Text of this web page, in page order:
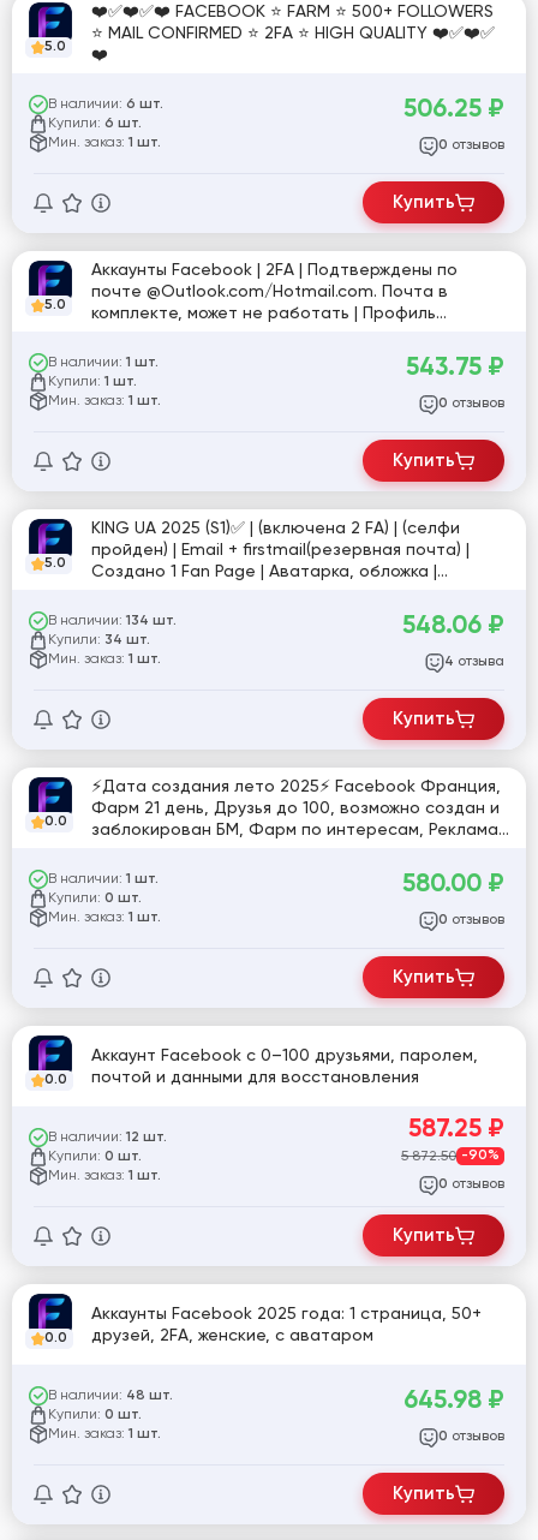
5.0
❤️✅❤️✅❤️ FACEBOOK ⭐ FARM ⭐ 500+ FOLLOWERS
⭐ MAIL CONFIRMED ⭐ 2FA ⭐ HIGH QUALITY ❤️✅❤️✅
❤️
В наличии: 6 шт.
Купили: 6 шт.
Мин. заказ: 1 шт.
506.25 ₽
0 отзывов
Купить
5.0
Аккаунты Facebook | 2FA | Подтверждены по
почте @Outlook.com/Hotmail.com. Почта в
комплекте, может не работать | Профиль
Пол: женский | Рег. MIX IP
В наличии: 1 шт.
Купили: 1 шт.
Мин. заказ: 1 шт.
543.75 ₽
0 отзывов
Купить
5.0
KING UA 2025 (S1)✅ | (включена 2 FA) | (селфи
пройден) | Email + firstmail(резервная почта) |
Создано 1 Fan Page | Аватарка, обложка |
друзей | Cookies | UserAgent | Token EAAB |
Подходит для сетапов и БМ
В наличии: 134 шт.
Купили: 34 шт.
Мин. заказ: 1 шт.
548.06 ₽
4 отзыва
Купить
0.0
⚡️Дата создания лето 2025⚡️ Facebook Франция,
Фарм 21 день, Друзья до 100, возможно создан и
заблокирован БМ, Фарм по интересам, Реклама
В наличии: 1 шт.
Купили: 0 шт.
Мин. заказ: 1 шт.
580.00 ₽
0 отзывов
Купить
0.0
Аккаунт Facebook с 0–100 друзьями, паролем,
почтой и данными для восстановления
В наличии: 12 шт.
Купили: 0 шт.
Мин. заказ: 1 шт.
587.25 ₽
5 872.50 -90%
0 отзывов
Купить
0.0
Аккаунты Facebook 2025 года: 1 страница, 50+
друзей, 2FA, женские, с аватаром
В наличии: 48 шт.
Купили: 0 шт.
Мин. заказ: 1 шт.
645.98 ₽
0 отзывов
Купить